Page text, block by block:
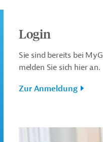
Login
Sie sind bereits bei
melden Sie sich hier an.
Zur Anmeldung